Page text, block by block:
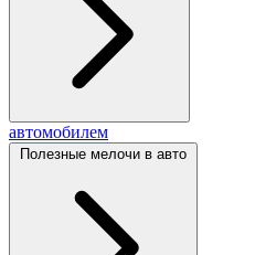
автомобилем
Полезные мелочи в авто